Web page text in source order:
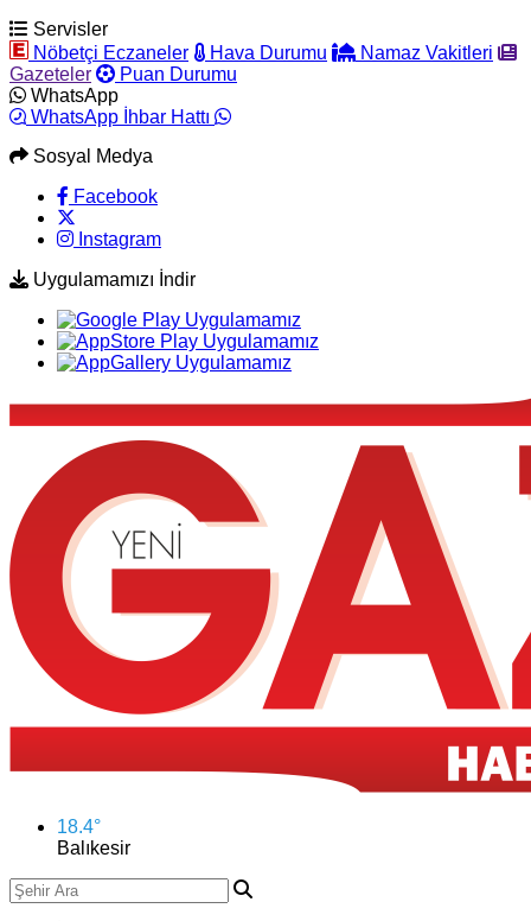
Servisler
Nöbetçi Eczaneler
Hava Durumu
Namaz Vakitleri
Gazeteler
Puan Durumu
WhatsApp
WhatsApp İhbar Hattı
Sosyal Medya
Facebook
Instagram
Uygulamamızı İndir
18.4°
Balıkesir